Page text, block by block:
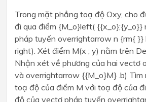
Trong mặt phẳng toạ độ Oxy, cho
đi qua điểm {M_o}left(
pháp tuyến overrightarrow n {rm{
right). Xét điểm M(x ; y) nằm trên
Nhận xét về phương của hai vectơ
và overrightarrow {{M_o}M} .b) Tìm
toạ độ của điểm M với toạ độ của
độ của vectơ pháp tuyến